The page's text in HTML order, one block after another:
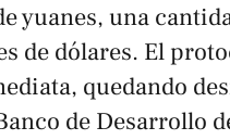
yuanes, una
de dólares. El
quedando
de Desarrollo